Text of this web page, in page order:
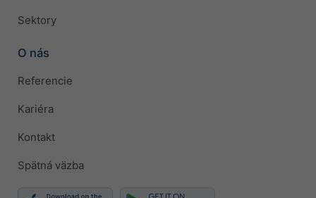
Sektory
O nás
Referencie
Kariéra
Kontakt
Spätná väzba